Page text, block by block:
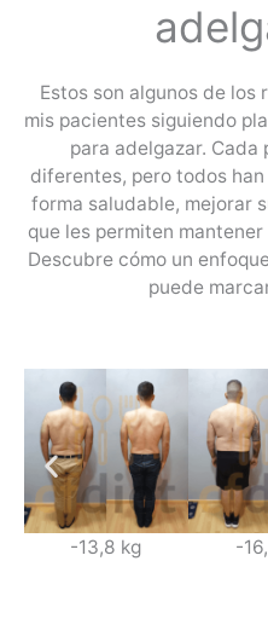
Estos son algunos de los
mis pacientes siguiendo
para adelgazar.
diferentes, pero todos
forma saludable, mejorar
que les permiten
Descubre cómo un
puede
-13,8 kg -